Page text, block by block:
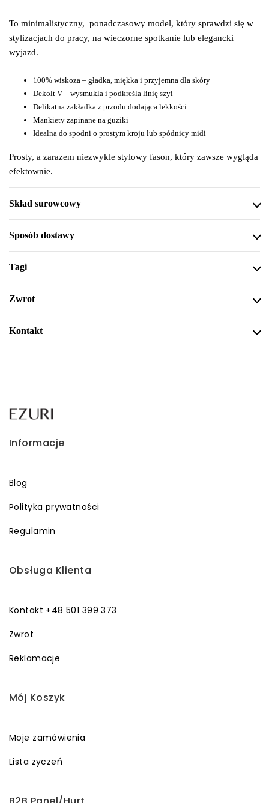
To minimalistyczny, ponadczasowy model, który sprawdzi się w
stylizacjach do pracy, na wieczorne spotkanie lub elegancki
wyjazd.
100% wiskoza – gładka, miękka i przyjemna dla skóry
Dekolt V – wysmukla i podkreśla linię szyi
Delikatna zakładka z przodu dodająca lekkości
Mankiety zapinane na guziki
Idealna do spodni o prostym kroju lub spódnicy midi
Prosty, a zarazem niezwykle stylowy fason, który zawsze wygląda
efektownie.
Skład surowcowy
Sposób dostawy
Tagi
Zwrot
Kontakt
Informacje
Blog
Polityka prywatności
Regulamin
Obsługa Klienta
Kontakt +48 501 399 373
Zwrot
Reklamacje
Mój Koszyk
Moje zamówienia
Lista życzeń